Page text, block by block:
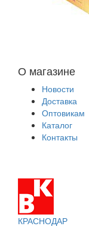
О магазине
Новости
Доставка
Оптовикам
Каталог
Контакты
КРАСНОДАР